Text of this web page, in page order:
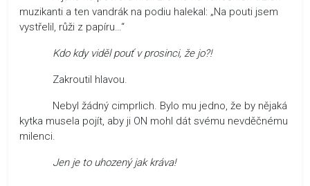
muzikanti a ten vandrák na podiu halekal: „Na pouti jsem
vystřelil, růži z papíru…“
Kdo kdy viděl pouť v prosinci, že jo?!
Zakroutil hlavou.
Nebyl žádný cimprlich. Bylo mu jedno, že by nějaká
kytka musela pojít, aby ji ON mohl dát svému nevděčnému
milenci.
Jen je to uhozený jak kráva!